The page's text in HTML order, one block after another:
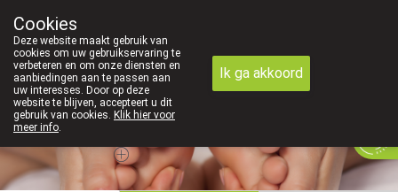
Vandaag
Cookies
Deze website maakt gebruik van
cookies om uw gebruikservaring te
verbeteren en om onze diensten en
aanbiedingen aan te passen aan
uw interesses. Door op deze
website te blijven, accepteert u dit
gebruik van cookies. Klik hier voor
meer info.
Ik ga akkoord